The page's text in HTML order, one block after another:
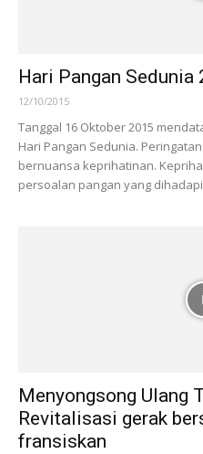
Hari Pangan Sedunia
12/10/2015
Tanggal 16 Oktober 2015
Hari Pangan Sedunia.
bernuansa keprihatinan.
persoalan pangan yang
Menyongsong Ulang
Revitalisasi gerak
fransiskan